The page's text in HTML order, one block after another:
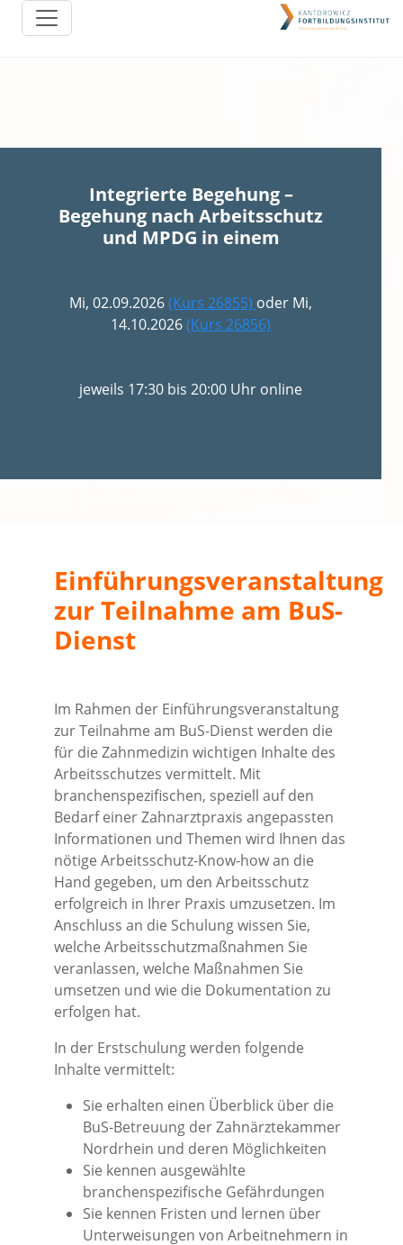
Integrierte Begehung –
Begehung nach Arbeitsschutz
und MPDG in einem
Mi, 02.09.2026(Kurs 26855) oder Mi,
14.10.2026(Kurs 26856)
jeweils 17:30 bis 20:00 Uhr online
Einführungsveranstaltung
zur Teilnahme am BuS-
Dienst
Im Rahmen der Einführungsveranstaltung
zur Teilnahme am BuS-Dienst werden die
für die Zahnmedizin wichtigen Inhalte des
Arbeitsschutzes vermittelt. Mit
branchenspezifischen, speziell auf den
Bedarf einer Zahnarztpraxis angepassten
Informationen und Themen wird Ihnen das
nötige Arbeitsschutz-Know-how an die
Hand gegeben, um den Arbeitsschutz
erfolgreich in Ihrer Praxis umzusetzen. Im
Anschluss an die Schulung wissen Sie,
welche Arbeitsschutzmaßnahmen Sie
veranlassen, welche Maßnahmen Sie
umsetzen und wie die Dokumentation zu
erfolgen hat.
In der Erstschulung werden folgende
Inhalte vermittelt:
Sie erhalten einen Überblick über die
BuS-Betreuung der Zahnärztekammer
Nordrhein und deren Möglichkeiten
Sie kennen ausgewählte
branchenspezifische Gefährdungen
Sie kennen Fristen und lernen über
Unterweisungen von Arbeitnehmern in